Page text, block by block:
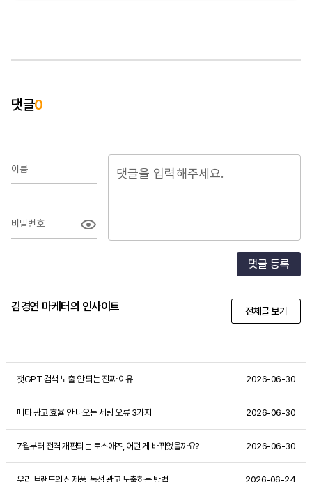
댓글0
이름
비밀번호
댓글 등록
김경연 마케터의 인사이트 전체글 보기
챗GPT 검색 노출 안 되는 진짜 이유 2026-06-30
메타 광고 효율 안 나오는 세팅 오류 3가지 2026-06-30
7월부터 전격 개편되는 토스애즈, 어떤 게 바뀌었을까요? 2026-06-30
우리 브랜드의 신제품, 독점 광고 노출하는 방법 2026-06-24